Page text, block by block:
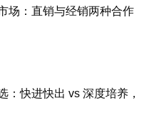
场：直销与经销两种合作
：快进快出 vs 深度培养，